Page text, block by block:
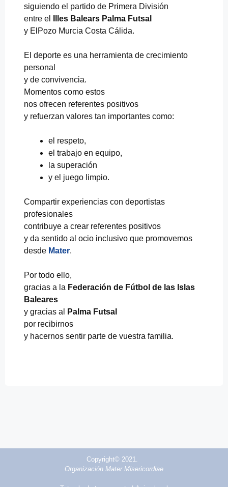
siguiendo el partido de Primera División
entre el
Illes Balears Palma Futsal
y ElPozo Murcia Costa Cálida.
El deporte es una herramienta de crecimiento
personal
y de convivencia.
Momentos como estos
nos ofrecen referentes positivos
y refuerzan valores tan importantes como:
el respeto,
el trabajo en equipo,
la superación
y el juego limpio.
Compartir experiencias con deportistas
profesionales
contribuye a crear referentes positivos
y da sentido al ocio inclusivo que promovemos
desde Mater.
Por todo ello,
gracias a la Federación de Fútbol de las Islas
Baleares
y gracias al
Palma Futsal
por recibirnos
y hacernos sentir parte de vuestra familia.
Copyright© 2021.
Organización Mater Misericordiae